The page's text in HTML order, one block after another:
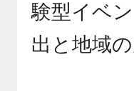
験型イベ
出と地域